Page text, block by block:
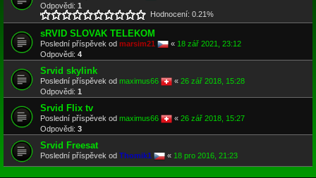
Odpovědi: 1
Hodnocení: 0.21%
sRVID SLOVAK TELEKOM
Poslední příspěvek od marsim21 « 18 zář 2021, 23:12
Odpovědi: 4
Srvid skylink
Poslední příspěvek od maximus66 « 26 zář 2018, 15:28
Odpovědi: 1
Srvid Flix tv
Poslední příspěvek od maximus66 « 26 zář 2018, 15:27
Odpovědi: 3
Srvid Freesat
Poslední příspěvek od Thomik1 « 18 pro 2016, 21:23